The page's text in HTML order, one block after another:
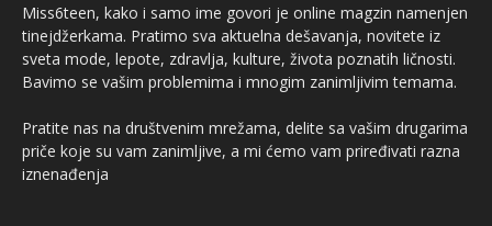
Miss6teen, kako i samo ime govori je online magzin namenjen
tinejdžerkama. Pratimo sva aktuelna dešavanja, novitete iz
sveta mode, lepote, zdravlja, kulture, života poznatih ličnosti.
Bavimo se vašim problemima i mnogim zanimljivim temama.
Pratite nas na društvenim mrežama, delite sa vašim drugarima
priče koje su vam zanimljive, a mi ćemo vam priređivati razna
iznenađenja